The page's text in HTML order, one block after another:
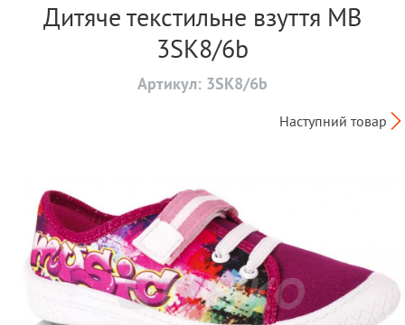
Дитяче текстильне взуття MB
3SK8/6b
Артикул: 3SK8/6b
Наступний товар